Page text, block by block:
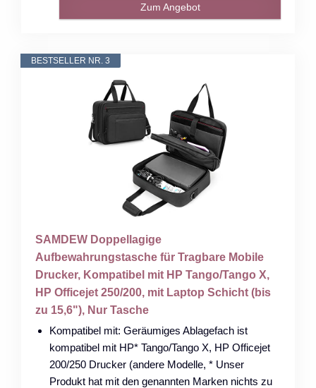
Zum Angebot
BESTSELLER NR. 3
SAMDEW Doppellagige
Aufbewahrungstasche für Tragbare Mobile
Drucker, Kompatibel mit HP Tango/Tango X,
HP Officejet 250/200, mit Laptop Schicht (bis
zu 15,6"), Nur Tasche
Kompatibel mit: Geräumiges Ablagefach ist
kompatibel mit HP* Tango/Tango X, HP Officejet
200/250 Drucker (andere Modelle, * Unser
Produkt hat mit den genannten Marken nichts zu